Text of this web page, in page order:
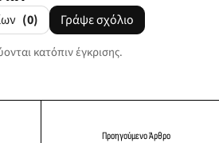
(0) Γράψε σχόλιο
κατόπιν έγκρισης.
Προηγούμενο Άρθρο